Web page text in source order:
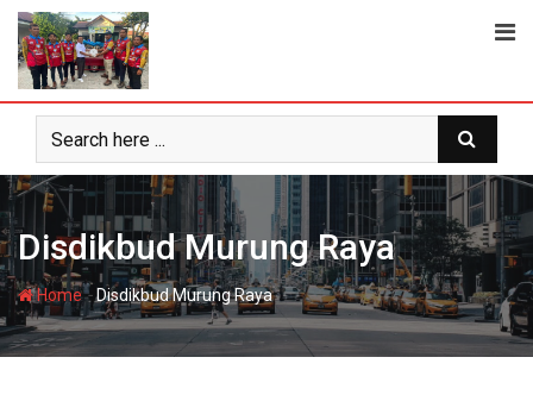
Skip
content
Disdikbud Murung Raya
Home-Disdikbud Murung Raya